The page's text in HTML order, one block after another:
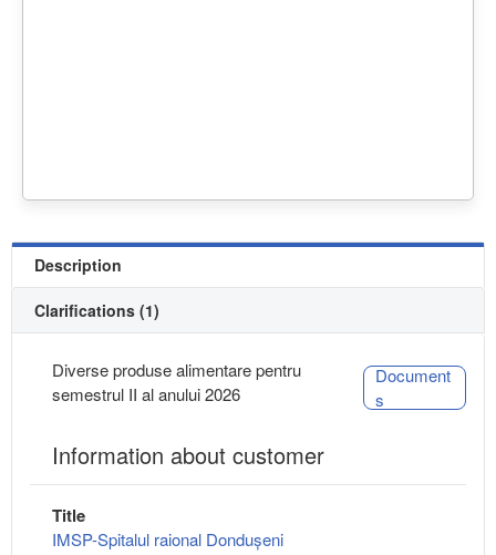
Description
Clarifications (1)
Diverse produse alimentare pentru
semestrul II al anului 2026
Document
s
Information about customer
Title
IMSP-Spitalul raional Dondușeni